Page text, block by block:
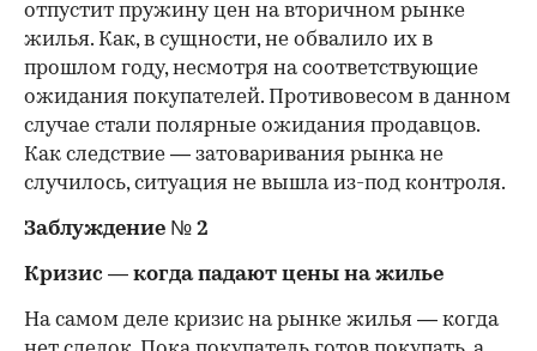
отпустит пружину цен на вторичном рынке
жилья. Как, в сущности, не обвалило их в
прошлом году, несмотря на соответствующие
ожидания покупателей. Противовесом в данном
случае стали полярные ожидания продавцов.
Как следствие — затоваривания рынка не
случилось, ситуация не вышла из-под контроля.
Заблуждение № 2
Кризис — когда падают цены на жилье
На самом деле кризис на рынке жилья — когда